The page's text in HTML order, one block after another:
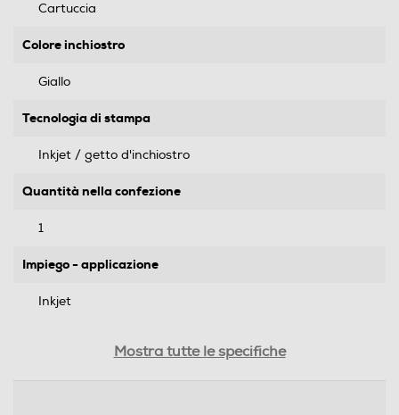
Cartuccia
Colore inchiostro
Giallo
Tecnologia di stampa
Inkjet / getto d'inchiostro
Quantità nella confezione
1
Impiego - applicazione
Inkjet
Mostra tutte le specifiche